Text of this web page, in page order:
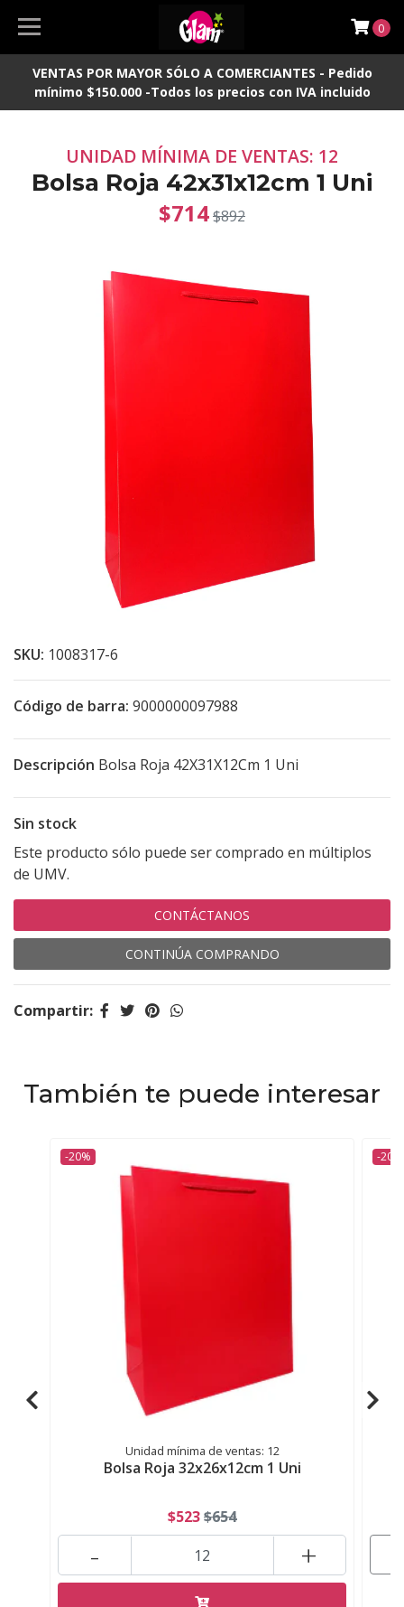
VENTAS POR MAYOR SÓLO A COMERCIANTES - Pedido
mínimo $150.000 -Todos los precios con IVA incluido
0
UNIDAD MÍNIMA DE VENTAS: 12
Bolsa Roja 42x31x12cm 1 Uni
$714$892
SKU: 1008317-6
Código de barra: 9000000097988
Descripción Bolsa Roja 42X31X12Cm 1 Uni
Sin stock
Este producto sólo puede ser comprado en múltiplos
de UMV.
CONTÁCTANOS
CONTINÚA COMPRANDO
Compartir:
También te puede interesar
-20%
Unidad mínima de ventas: 12
Bolsa Roja 32x26x12cm 1 Uni
$523$654
+
-
-20%